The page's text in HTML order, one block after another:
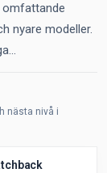
omfattande
nyare modeller.
nästa nivå i